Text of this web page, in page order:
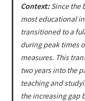
Context:Since the
most educational
transitioned to a
during peak times
measures. This
two years into the
teaching and
the increasing gap